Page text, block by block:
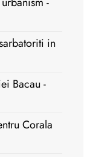
in
Bacau -
Corala